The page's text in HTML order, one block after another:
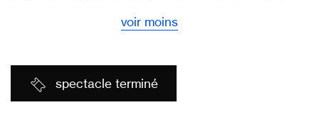
voir moins
spectacle terminé